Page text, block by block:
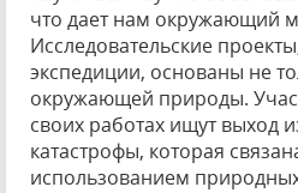
что дает нам окружающий
Исследовательские
экспедиции, основаны не
окружающей природы.
своих работах ищут выход
катастрофы, которая
использованием